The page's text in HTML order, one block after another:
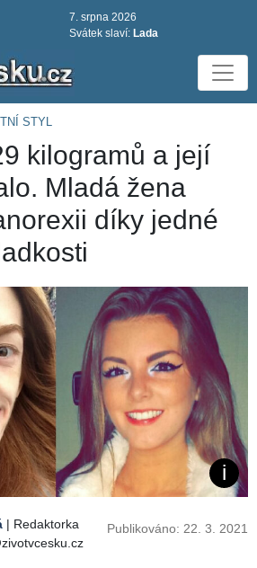
7. srpna 2026
Svátek slaví: Lada
STYL
kilogramů a její
Mladá žena
díky jedné
| Redaktorka
Publikováno: 22. 3. 2021